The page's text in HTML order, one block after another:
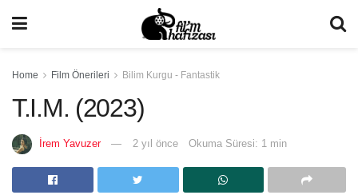
Home Film Önerileri Bilim Kurgu - Fantastik
T.I.M. (2023)
İrem Yavuzer 2 yıl önce Okuma Süresi: 1 min